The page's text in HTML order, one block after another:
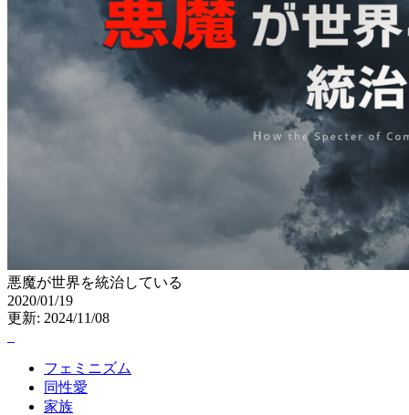
悪魔が世界を統治している
2020/01/19
更新: 2024/11/08
フェミニズム
同性愛
家族